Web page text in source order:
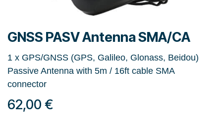
GNSS PASV Antenna SMA/CA
1 x GPS/GNSS (GPS, Galileo, Glonass, Beidou)
Passive Antenna with 5m / 16ft cable SMA
connector
62,00 €